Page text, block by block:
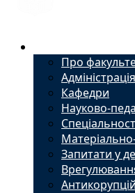
Про
Адміністрація
Кафедри
Науково-
Запитати у